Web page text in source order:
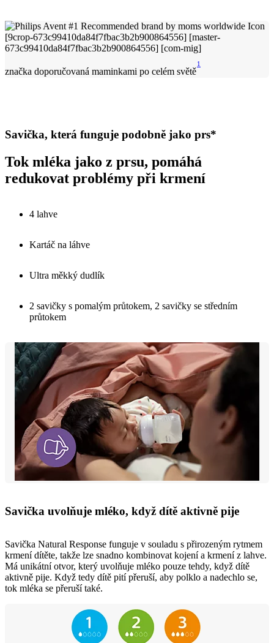
značka doporučovaná maminkami po celém světě
1
Savička, která funguje podobně jako prs*
Tok mléka jako z prsu, pomáhá
redukovat problémy při krmení
4 lahve
Kartáč na láhve
Ultra měkký dudlík
2 savičky s pomalým průtokem, 2 savičky se středním
průtokem
Savička uvolňuje mléko, když dítě aktivně pije
Savička Natural Response funguje v souladu s přirozeným rytmem
krmení dítěte, takže lze snadno kombinovat kojení a krmení z lahve.
Má unikátní otvor, který uvolňuje mléko pouze tehdy, když dítě
aktivně pije. Když tedy dítě pití přeruší, aby polklo a nadechlo se,
tok mléka se přeruší také.